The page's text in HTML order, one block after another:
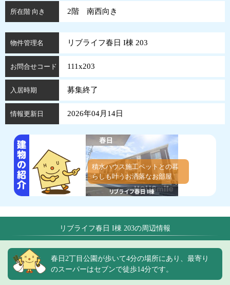
所在階 向き 2階 南西向き
物件管理名 リブライフ春日 I棟 203
お問合せコード 111x203
入居時期 募集終了
情報更新日 2026年04月14日
積水ハウス施工ペットとの暮
らしも叶うお洒落なお部屋
リブライフ春日 I棟 203の周辺情報
春日2丁目公園が歩いて4分の場所にあり、最寄り
のスーパーはセブンで徒歩14分です。